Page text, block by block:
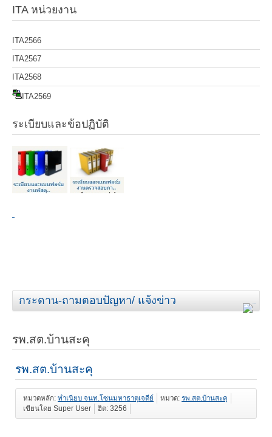
ITA หน่วยงาน
ITA2566
ITA2567
ITA2568
ITA2569
ระเบียบและข้อปฏิบัติ
กระดาน-ถามตอบปัญหา/ แจ้งข่าว
รพ.สต.บ้านสะคุ
รพ.สต.บ้านสะคุ
หมวดหลัก: ทำเนียบ จนท.โซนมหาธาตุเจดีย์ หมวด: รพ.สต.บ้านสะคุ
เขียนโดย Super User
ฮิต: 3256